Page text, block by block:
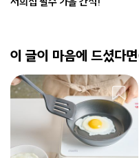
이 글이 마음에 드셨다